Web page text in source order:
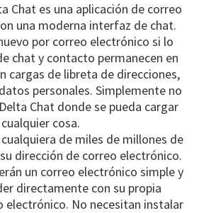
Chat es una aplicación de correo
una moderna interfaz de chat.
por correo electrónico si lo
chat y contacto permanecen en
cargas de libreta de direcciones,
personales. Simplemente no
Chat donde se pueda cargar
cualquier cosa.
de miles de millones de
dirección de correo electrónico.
un correo electrónico simple y
directamente con su propia
electrónico. No necesitan instalar